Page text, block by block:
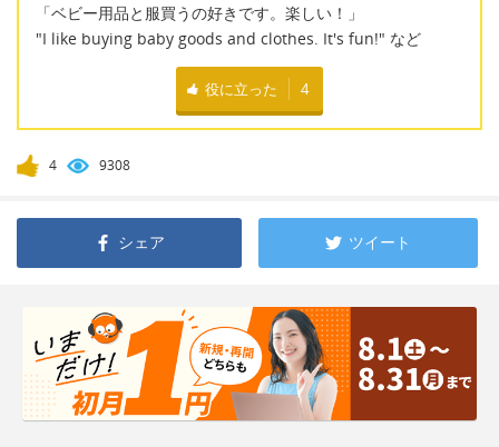
「ベビー用品と服買うの好きです。楽しい！」
"I like buying baby goods and clothes. It's fun!" など
役に立った 4
4 9308
シェア ツイート